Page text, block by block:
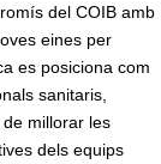
del COIB amb
eines per
es posiciona com
sanitaris,
millorar les
dels equips